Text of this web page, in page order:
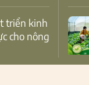
cho nông